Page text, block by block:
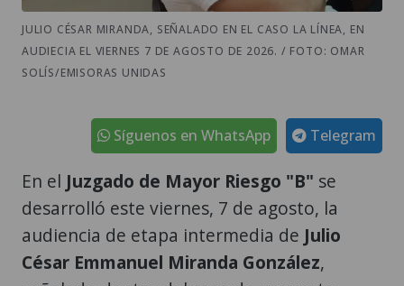
JULIO CÉSAR MIRANDA, SEÑALADO EN EL CASO LA LÍNEA, EN
AUDIECIA EL VIERNES 7 DE AGOSTO DE 2026. / FOTO: OMAR
SOLÍS/EMISORAS UNIDAS
Telegram
Síguenos en WhatsApp
En el Juzgado de Mayor Riesgo "B" se
desarrolló este viernes, 7 de agosto, la
audiencia de etapa intermedia de Julio
César Emmanuel Miranda González,